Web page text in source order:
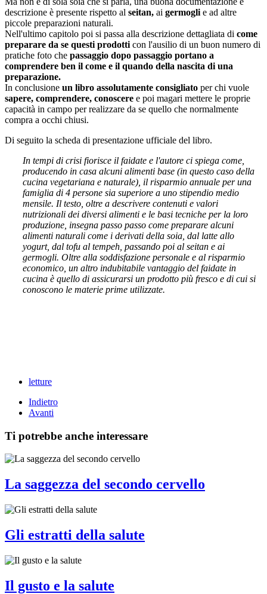
descrizione è presente rispetto al seitan, ai germogli e ad altre
piccole preparazioni naturali.
Nell'ultimo capitolo poi si passa alla descrizione dettagliata di come
preparare da se questi prodotti con l'ausilio di un buon numero di
pratiche foto che passaggio dopo passaggio portano a
comprendere ben il come e il quando della nascita di una
preparazione.
In conclusione un libro assolutamente consigliato per chi vuole
sapere, comprendere, conoscere e poi magari mettere le proprie
capacità in campo per realizzare da se quello che normalmente
compra a occhi chiusi.
Di seguito la scheda di presentazione ufficiale del libro.
In tempi di crisi fiorisce il faidate e l'autore ci spiega come,
producendo in casa alcuni alimenti base (in questo caso della
cucina vegetariana e naturale), il risparmio annuale per una
famiglia di 4 persone sia superiore a uno stipendio medio
mensile. Il testo, oltre a descrivere contenuti e valori
nutrizionali dei diversi alimenti e le basi tecniche per la loro
produzione, insegna passo passo come preparare alcuni
alimenti naturali come i derivati della soia, dal latte allo
yogurt, dal tofu al tempeh, passando poi al seitan e ai
germogli. Oltre alla soddisfazione personale e al risparmio
economico, un altro indubitabile vantaggio del faidate in
cucina è quello di assicurarsi un prodotto più fresco e di cui si
conoscono le materie prime utilizzate.
letture
Indietro
Avanti
Ti potrebbe anche interessare
La saggezza del secondo cervello
Gli estratti della salute
Il gusto e la salute